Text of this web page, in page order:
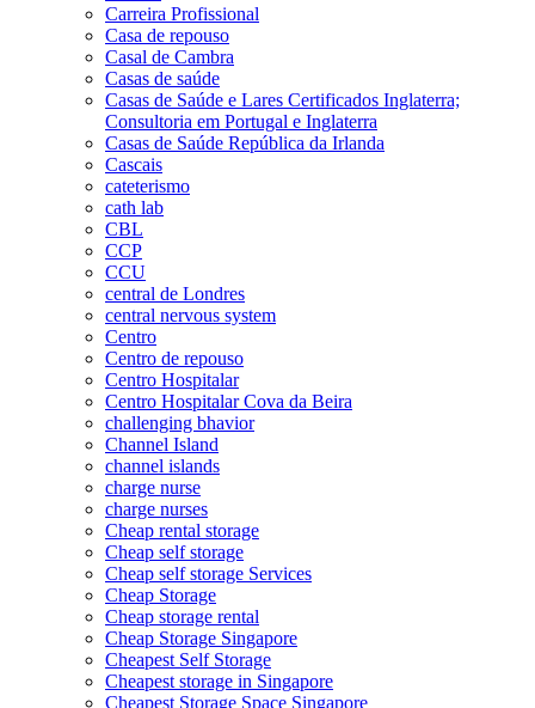
Carreira Profissional
Casa de repouso
Casal de Cambra
Casas de saúde
Casas de Saúde e Lares Certificados Inglaterra;
Consultoria em Portugal e Inglaterra
Casas de Saúde República da Irlanda
Cascais
cateterismo
cath lab
CBL
CCP
CCU
central de Londres
central nervous system
Centro
Centro de repouso
Centro Hospitalar
Centro Hospitalar Cova da Beira
challenging bhavior
Channel Island
channel islands
charge nurse
charge nurses
Cheap rental storage
Cheap self storage
Cheap self storage Services
Cheap Storage
Cheap storage rental
Cheap Storage Singapore
Cheapest Self Storage
Cheapest storage in Singapore
Cheapest Storage Space Singapore